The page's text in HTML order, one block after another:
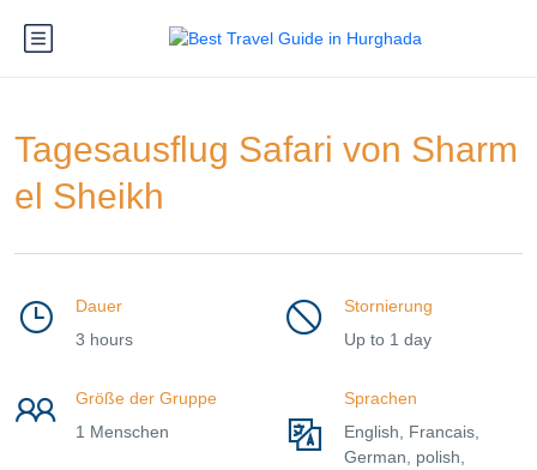
Tagesausflug Safari von Sharm
el Sheikh
Dauer
3 hours
Stornierung
Up to 1 day
Größe der Gruppe
1 Menschen
Sprachen
English, Francais,
German, polish,